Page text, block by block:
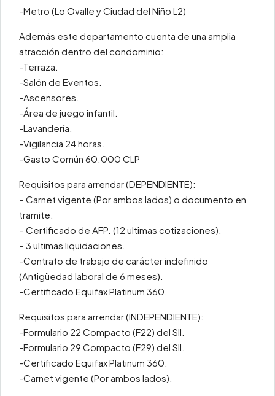
-Metro (Lo Ovalle y Ciudad del Niño L2)
Además este departamento cuenta de una amplia
atracción dentro del condominio:
-Terraza.
-Salón de Eventos.
-Ascensores.
-Área de juego infantil.
-Lavandería.
-Vigilancia 24 horas.
-Gasto Común 60.000 CLP
Requisitos para arrendar (DEPENDIENTE):
– Carnet vigente (Por ambos lados) o documento en
tramite.
– Certificado de AFP. (12 ultimas cotizaciones).
– 3 ultimas liquidaciones.
-Contrato de trabajo de carácter indefinido
(Antigüedad laboral de 6 meses).
-Certificado Equifax Platinum 360.
Requisitos para arrendar (INDEPENDIENTE):
-Formulario 22 Compacto (F22) del SII.
-Formulario 29 Compacto (F29) del SII.
-Certificado Equifax Platinum 360.
-Carnet vigente (Por ambos lados).